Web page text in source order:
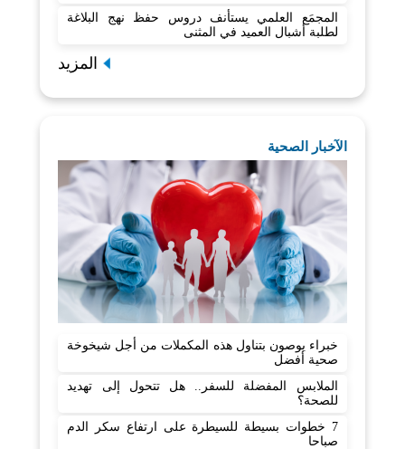
المجمَع العلمي يستأنف دروس حفظ نهج البلاغة
لطلبة أشبال العميد في المثنى
المزيد
الآخبار الصحية
خبراء يوصون بتناول هذه المكملات من أجل شيخوخة
صحية أفضل
الملابس المفضلة للسفر.. هل تتحول إلى تهديد
للصحة؟
7 خطوات بسيطة للسيطرة على ارتفاع سكر الدم
صباحا